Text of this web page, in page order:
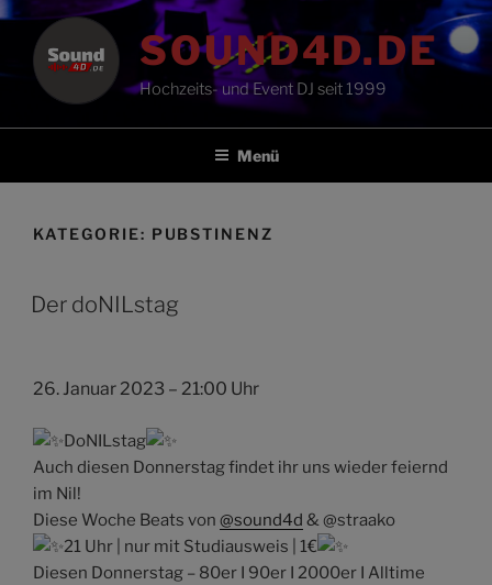
Zum
Inhalt
springen
SOUND4D.DE
Hochzeits- und Event DJ seit 1999
Menü
KATEGORIE: PUBSTINENZ
Der doNILstag
26. Januar 2023 – 21:00 Uhr
DoNILstag
Auch diesen Donnerstag findet ihr uns wieder feiernd
im Nil!
Diese Woche Beats von @sound4d & @straako
21 Uhr | nur mit Studiausweis | 1€
Diesen Donnerstag – 80er I 90er I 2000er I Alltime